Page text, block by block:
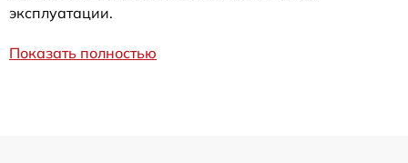
эксплуатации.
Показать полностью